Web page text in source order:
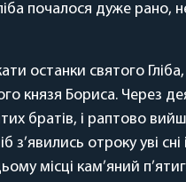
почалося дуже рано,
святого
князя Бориса. Через
братів, і раптово
отроку уві
місці кам’яний